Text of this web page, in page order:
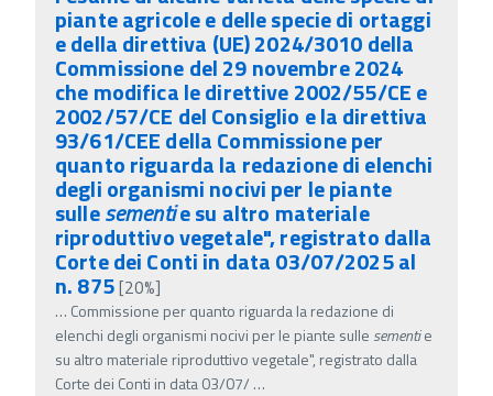
piante agricole e delle specie di ortaggi
e della direttiva (UE) 2024/3010 della
Commissione del 29 novembre 2024
che modifica le direttive 2002/55/CE e
2002/57/CE del Consiglio e la direttiva
93/61/CEE della Commissione per
quanto riguarda la redazione di elenchi
degli organismi nocivi per le piante
sullesementie su altro materiale
riproduttivo vegetale", registrato dalla
Corte dei Conti in data 03/07/2025 al
n. 875[20%]
… Commissione per quanto riguarda la redazione di
elenchi degli organismi nocivi per le piante sulle sementie
su altro materiale riproduttivo vegetale", registrato dalla
Corte dei Conti in data 03/07/ …